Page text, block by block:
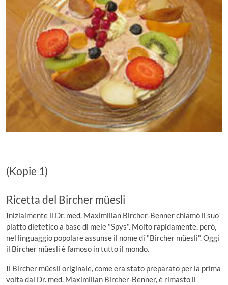
(Kopie 1)
Ricetta del Bircher müesli
Inizialmente il Dr. med. Maximilian Bircher-Benner chiamò il suo
piatto dietetico a base di mele "Spys". Molto rapidamente, però,
nel linguaggio popolare assunse il nome di "Bircher müesli". Oggi
il Bircher müesli è famoso in tutto il mondo.
Il Bircher müesli originale, come era stato preparato per la prima
volta dal Dr. med. Maximilian Bircher-Benner, è rimasto il